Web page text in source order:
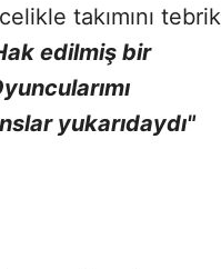
takımını tebrik
edilmiş bir
yukarıdaydı"